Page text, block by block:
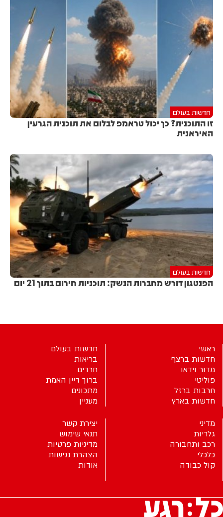
חדשות בעולם
זו התוכנית? כך יכול טראמפ לבלום את תוכנית הגרעין
האיראנית
חדשות בעולם
הפנטגון דורש מחברות הנשק: תוכניות חירום בתוך 21 יום
ראשי
חדשות ברצף
מדור וידאו
פוליטי
חרבות ברזל
חדשות בארץ
חדשות בעולם
בריאות
חרדים
ברוך דיין האמת
מתכונים
מעניין
מדיני
גלריות
רכב ותחבורה
כלכלי
קול כבודה
יצירת קשר
תנאי שימוש
מדיניות פרטיות
הצהרת נגישות
אודות